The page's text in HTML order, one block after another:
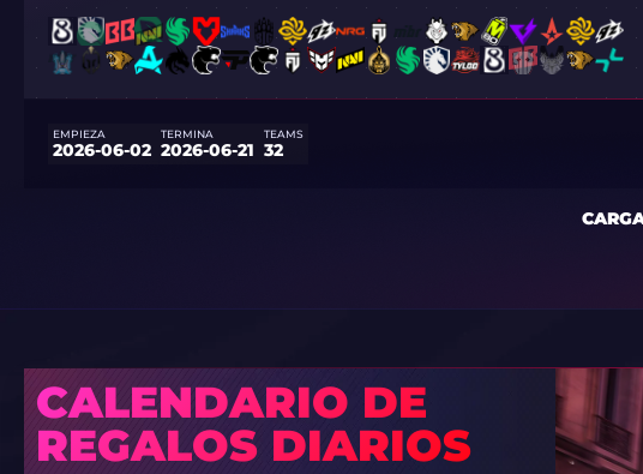
EMPIEZA
2026-06-02
TERMINA
2026-06-21
TEAMS
32
CALENDARIO DE
REGALOS DIARIOS